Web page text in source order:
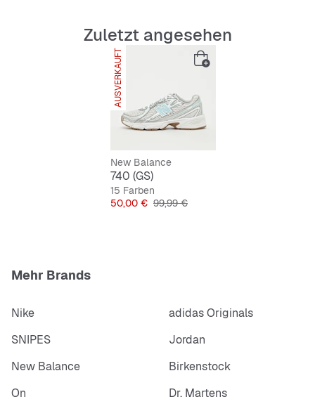
Bequeme Passform für den ganzen Tag
Robuste Verarbeitung
Vielseitig kombinierbar
Zuletzt angesehen
AUSVERKAUFT
New Balance
740 (GS)
15 Farben
Preis
50,00 € Originalpreis
99,99 €
Mehr Brands
Nike
adidas Originals
SNIPES
Jordan
New Balance
Birkenstock
On
Dr. Martens